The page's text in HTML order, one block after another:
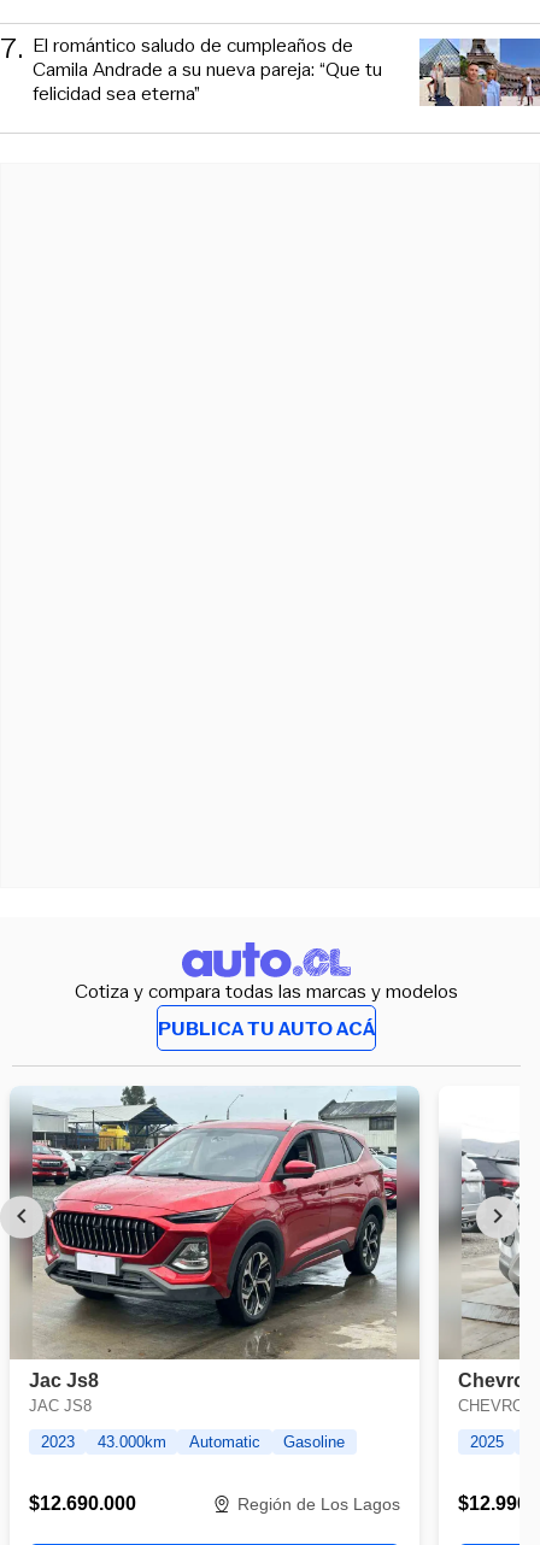
7. El romántico saludo de cumpleaños de
Camila Andrade a su nueva pareja: “Que tu
felicidad sea eterna”
Cotiza y compara todas las marcas y modelos
PUBLICA TU AUTO ACÁ